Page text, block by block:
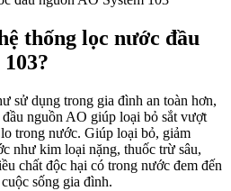
thống lọc nước đầu
sử dụng trong gia đình an toàn hơn,
nguồn AO giúp loại bỏ sắt vượt
trong nước. Giúp loại bỏ, giảm
như kim loại nặng, thuốc trừ sâu,
chất độc hại có trong nước đem đến
sống gia đình.